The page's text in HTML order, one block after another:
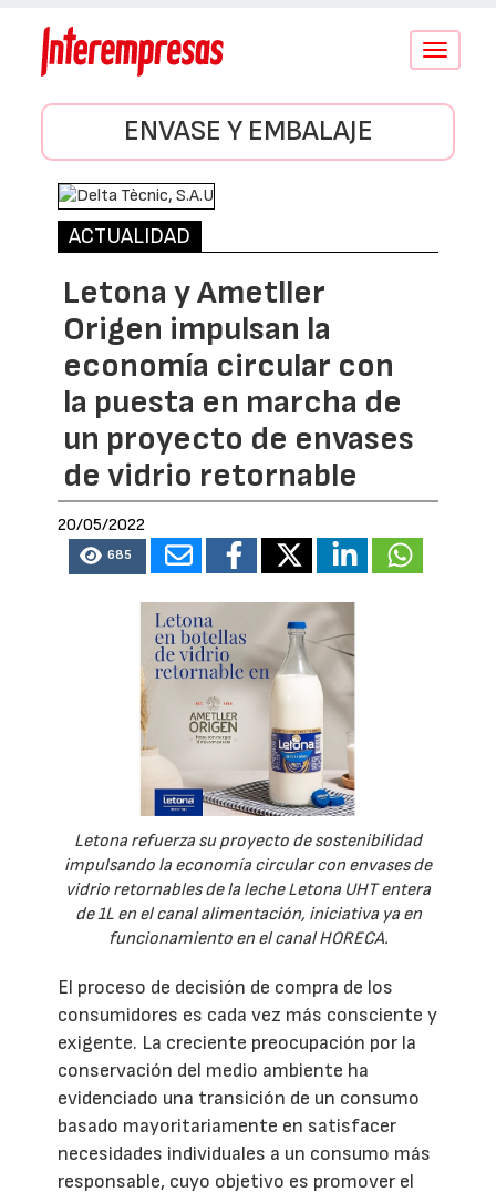
Conmutar
ENVASE Y EMBALAJE
ACTUALIDAD
Letona y Ametller
Origen impulsan la
economía circular con
la puesta en marcha de
un proyecto de envases
de vidrio retornable
20/05/2022
685
Letona refuerza su proyecto de sostenibilidad
impulsando la economía circular con envases de
vidrio retornables de la leche Letona UHT entera
de 1L en el canal alimentación, iniciativa ya en
funcionamiento en el canal HORECA.
El proceso de decisión de compra de los
consumidores es cada vez más consciente y
exigente. La creciente preocupación por la
conservación del medio ambiente ha
evidenciado una transición de un consumo
basado mayoritariamente en satisfacer
necesidades individuales a un consumo más
responsable, cuyo objetivo es promover el